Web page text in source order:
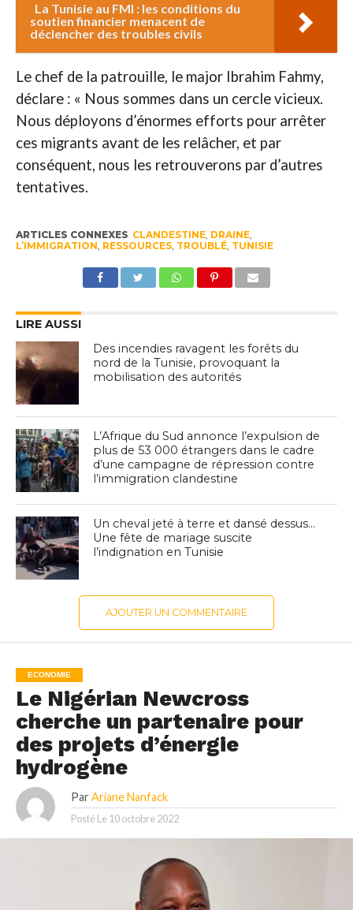
La Tunisie au FMI : les conditions du
soutien financier menacent de
déclencher des troubles civils
Le chef de la patrouille, le major Ibrahim Fahmy,
déclare : « Nous sommes dans un cercle vicieux.
Nous déployons d’énormes efforts pour arrêter
ces migrants avant de les relâcher, et par
conséquent, nous les retrouverons par d’autres
tentatives.
ARTICLES CONNEXES CLANDESTINE, DRAINE,
L’IMMIGRATION, RESSOURCES, TROUBLÉ, TUNISIE
LIRE AUSSI
Des incendies ravagent les forêts du
nord de la Tunisie, provoquant la
mobilisation des autorités
L’Afrique du Sud annonce l’expulsion de
plus de 53 000 étrangers dans le cadre
d’une campagne de répression contre
l’immigration clandestine
Un cheval jeté à terre et dansé dessus…
Une fête de mariage suscite
l’indignation en Tunisie
AJOUTER UN COMMENTAIRE
ECONOMIE
Le Nigérian Newcross
cherche un partenaire pour
des projets d’énergie
hydrogène
Par Ariane Nanfack
Posté Le 10 octobre 2022